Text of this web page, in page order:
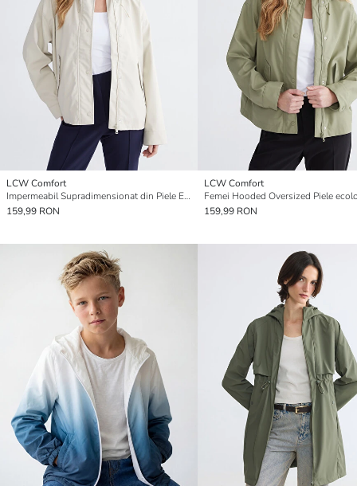
LCW Comfort
Impermeabil Supradimensionat din Piele Ecologică cu Glugă pentru Femei
159,99 RON
LCW Comfort
159,99 RON